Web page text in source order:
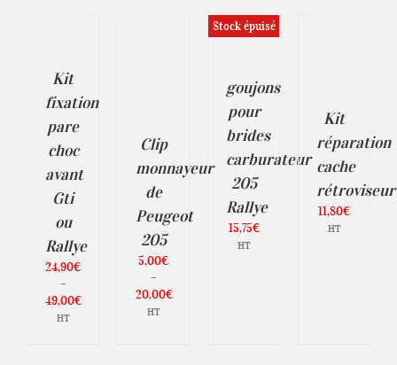
Kit
fixation
pare
choc
avant
Gti
ou
Rallye
24,90€
–
49,00€
Plage
HT
CE
PRODUIT
A
PLUSIEURS
LES
OPTIONS
PEUVENT
ÊTRE
CHOISIES
LA
PAGE
PRODUIT
DÉTAILS
Clip
monnayeur
de
Peugeot
205
5,00€
–
20,00€
Plage
HT
Stock épuisé
goujons
pour
brides
carburateur
205
Rallye
15,75€
HT
CHOIX
DES
PRODUIT
A
PLUSIEURS
VARIATIONS.
LES
OPTIONS
PEUVENT
ÊTRE
CHOISIES
SUR
LA
DÉTAILS
Kit
réparation
cache
rétroviseur
11,80€
HT